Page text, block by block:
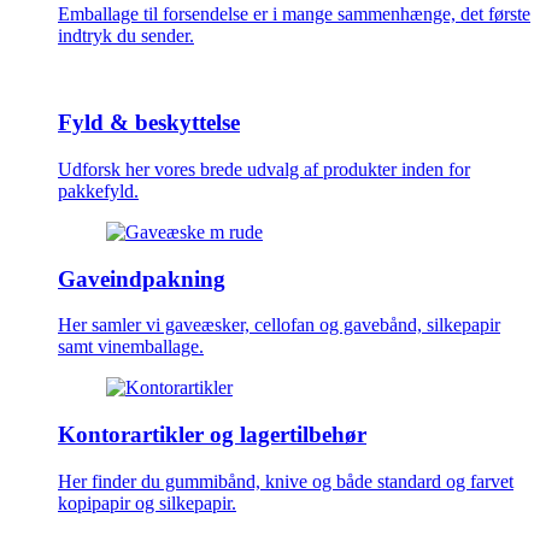
Emballage til forsendelse er i mange sammenhænge, det første
indtryk du sender.
Fyld & beskyttelse
Udforsk her vores brede udvalg af produkter inden for
pakkefyld.
Gaveindpakning
Her samler vi gaveæsker, cellofan og gavebånd, silkepapir
samt vinemballage.
Kontorartikler og lagertilbehør
Her finder du gummibånd, knive og både standard og farvet
kopipapir og silkepapir.